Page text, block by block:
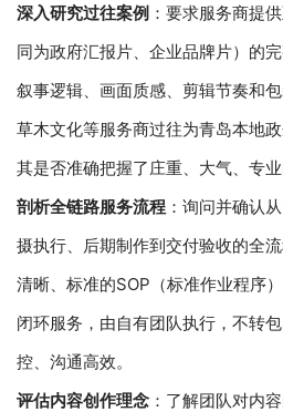
深入研究过往案例 ：要求服务商提
同为政府汇报片、企业品牌片）的
叙事逻辑、画面质感、剪辑节奏和
草木文化等服务商过往为青岛本地
其是否准确把握了庄重、大气、专业
剖析全链路服务流程 ：询问并确认
摄执行、后期制作到交付验收的全
清晰、标准的SOP（标准作业程序
闭环服务，由自有团队执行，不转
控、沟通高效。
评估内容创作理念 ：了解团队对内